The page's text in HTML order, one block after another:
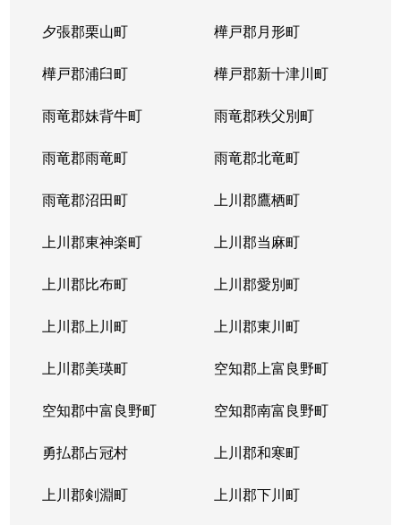
夕張郡栗山町 樺戸郡月形町
樺戸郡浦臼町 樺戸郡新十津川町
雨竜郡妹背牛町 雨竜郡秩父別町
雨竜郡雨竜町 雨竜郡北竜町
雨竜郡沼田町 上川郡鷹栖町
上川郡東神楽町 上川郡当麻町
上川郡比布町 上川郡愛別町
上川郡上川町 上川郡東川町
上川郡美瑛町 空知郡上富良野町
空知郡中富良野町 空知郡南富良野町
勇払郡占冠村 上川郡和寒町
上川郡剣淵町 上川郡下川町